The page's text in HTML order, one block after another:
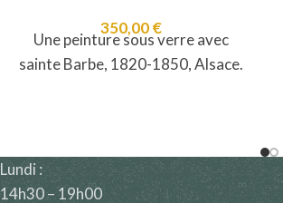
350,00€
Une peinture sous verre avec
sainte Barbe, 1820-1850, Alsace.
Lundi :
14h30 – 19h00